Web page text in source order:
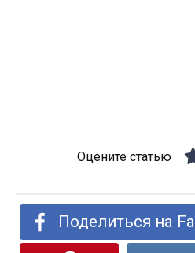
Оцените статью
Поделиться на